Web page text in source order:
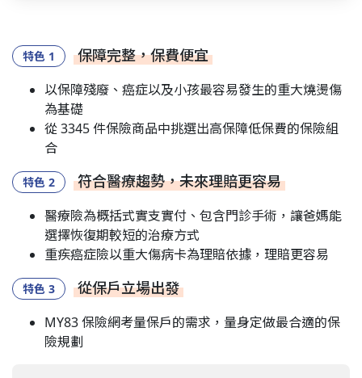
保障完整，保費便宜
以保障殘廢、癌症以及小孩最容易發生的重大燒燙傷
為基礎
從 3345 件保險商品中挑選出高保障低保費的保險組
合
符合醫療趨勢，未來理賠更容易
醫療險為概括式實支實付、包含門診手術，讓爸媽能
選擇恢復期較短的治療方式
重疾癌症險以重大傷病卡為理賠依據，理賠更容易
從保戶立場出發
MY83 保險網考量保戶的需求，量身定做最合適的保
險規劃